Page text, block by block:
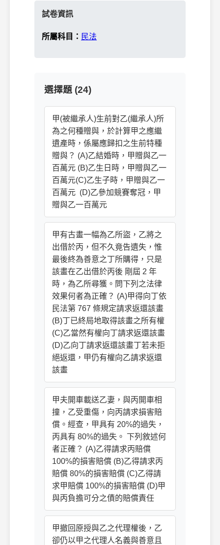
試卷資訊
所屬科目： 民法
選擇題 (24)
甲(被繼承人)生前對乙(繼承人)所
為之何種贈與，於計算甲之應繼
遺產時，係屬應歸扣之生前特種
贈與？ (A)乙結婚時，甲贈與乙一
百萬元 (B)乙生日時，甲贈與乙一
百萬元(C)乙生子時，甲贈與乙一
百萬元 (D)乙參加競賽奪冠，甲
贈與乙一百萬元
甲有古畫一幅為乙所盜，乙將之
出借於丙，但不久竟告遺失，惟
最後終為善意之丁所購得，只是
該畫在乙出借於丙後 剛屆 2 年
時，為乙所尋獲。問下列之法律
效果何者為正確？ (A)甲得向丁依
民法第 767 條規定請求返還該畫
(B)丁已終局地取得該畫之所有權
(C)乙當然有權向丁請求返還該畫
(D)乙向丁請求返還該畫丁若未拒
絕返還，甲仍有權向乙請求返還
該畫
甲夫開車載送乙妻，與丙開車相
撞，乙受重傷，向丙請求損害賠
償。經查，甲具有 20%的過失，
丙具有 80%的過失。 下列敘述何
者正確？ (A)乙得請求丙賠償
100%的損害賠償 (B)乙得請求丙
賠償 80%的損害賠償 (C)乙得請
求甲賠償 100%的損害賠償 (D)甲
與丙負擔可分之債的賠償責任
甲撤回原授與乙之代理權後，乙
卻仍以甲之代理人名義與善意且